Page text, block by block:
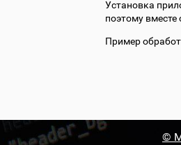
Установка
поэтому
Пример
©